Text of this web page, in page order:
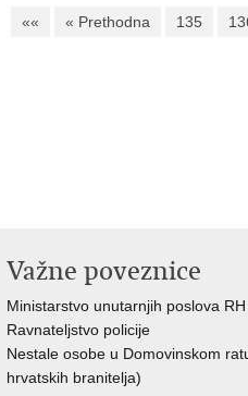
«« « Prethodna 135
Važne poveznice
Ministarstvo unutarnjih poslova RH
Ravnateljstvo policije
Nestale osobe u Domovinskom
hrvatskih branitelja)